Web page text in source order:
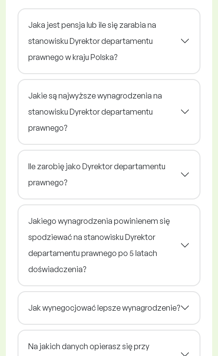
Jaka jest pensja lub ile się zarabia na
stanowisku Dyrektor departamentu
prawnego w kraju Polska?
Jakie są najwyższe wynagrodzenia na
stanowisku Dyrektor departamentu
prawnego?
Ile zarobię jako Dyrektor departamentu
prawnego?
Jakiego wynagrodzenia powinienem się
spodziewać na stanowisku Dyrektor
departamentu prawnego po 5 latach
doświadczenia?
Jak wynegocjować lepsze wynagrodzenie?
Na jakich danych opierasz się przy